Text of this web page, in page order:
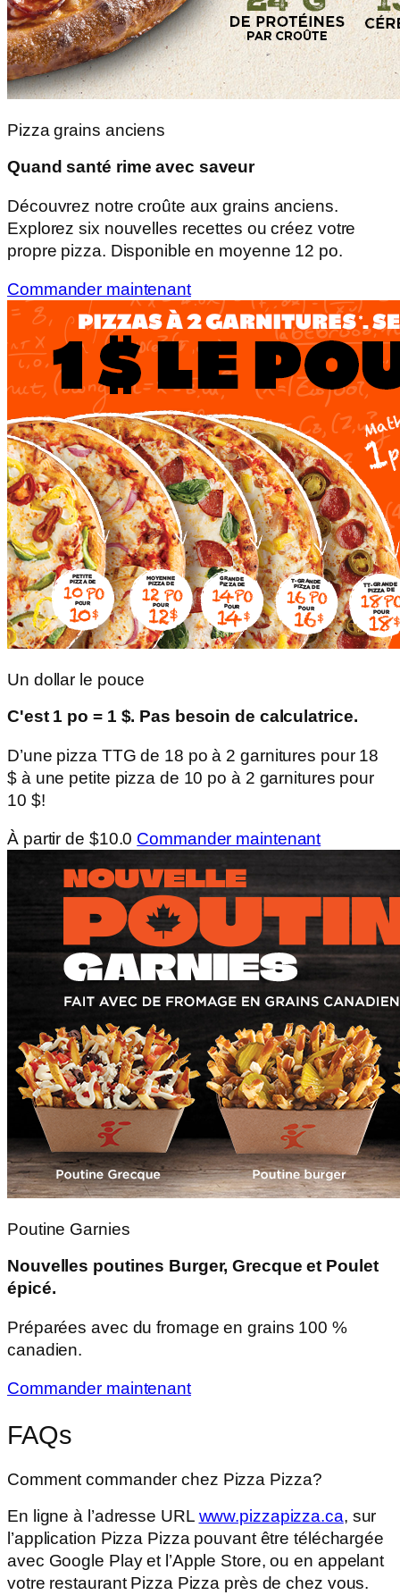
Pizza grains anciens
Quand santé rime avec saveur
Découvrez notre croûte aux grains anciens.
Explorez six nouvelles recettes ou créez votre
propre pizza. Disponible en moyenne 12 po.
Commander maintenant
Un dollar le pouce
C'est 1 po = 1 $. Pas besoin de calculatrice.
D’une pizza TTG de 18 po à 2 garnitures pour 18
$ à une petite pizza de 10 po à 2 garnitures pour
10 $!
À partir de $10.0 Commander maintenant
Poutine Garnies
Nouvelles poutines Burger, Grecque et Poulet
épicé.
Préparées avec du fromage en grains 100 %
canadien.
Commander maintenant
FAQs
Comment commander chez Pizza Pizza?
En ligne à l’adresse URL www.pizzapizza.ca, sur
l’application Pizza Pizza pouvant être téléchargée
avec Google Play et l’Apple Store, ou en appelant
votre restaurant Pizza Pizza près de chez vous.